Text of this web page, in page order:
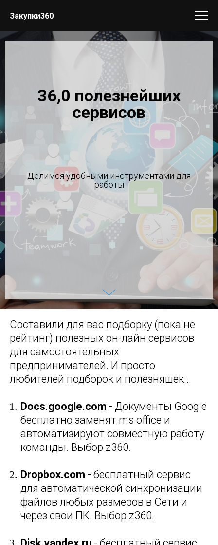
Закупки360
36,0 полезнейших
сервисов
Делимся удобными инструментами для
работы
Составили для вас подборку (пока не
рейтинг) полезных он-лайн сервисов
для самостоятельных
предпринимателей. И просто
любителей подборок и полезняшек...
Docs.google.com - Документы Google
бесплатно заменят ms office и
автоматизируют совместную работу
команды. Выбор z360.
Dropbox.com - бесплатный сервис
для автоматической синхронизации
файлов любых размеров в Сети и
через свои ПК. Выбор z360.